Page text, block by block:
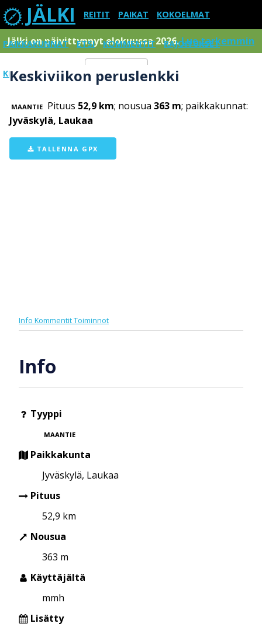
JÄLKI REITIT PAIKAT KOKOELMAT
PAIKKAKUNNAT ETSI KOMMENTIT RAJOITUKSET
KIRJAUDU SISÄÄN Menu
Jälki on päivittynnyt elokuussa 2026.Lue tarkemmin
Keskiviikon peruslenkki
MAANTIE Pituus 52,9 km; nousua 363 m; paikkakunnat:
Jyväskylä, Laukaa
TALLENNA GPX
Info KommentitToiminnot
Info
Tyyppi
MAANTIE
Paikkakunta
Jyväskylä, Laukaa
Pituus
52,9 km
Nousua
363 m
Käyttäjältä
mmh
Lisätty